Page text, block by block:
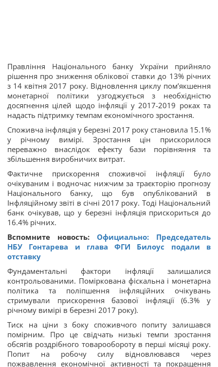
Правління Національного банку України прийняло
рішення про зниження облікової ставки до 13% річних
з 14 квітня 2017 року. Відновлення циклу пом’якшення
монетарної політики узгоджується з необхідністю
досягнення цілей щодо інфляції у 2017-2019 роках та
надасть підтримку темпам економічного зростання.
Споживча інфляція у березні 2017 року становила 15.1%
у річному вимірі. Зростання цін прискорилося
переважно внаслідок ефекту бази порівняння та
збільшення виробничих витрат.
Фактичне прискорення споживчої інфляції було
очікуваним і водночас нижчим за траєкторію прогнозу
Національного банку, що був опублікований в
Інфляційному звіті в січні 2017 року. Тоді Національний
банк очікував, що у березні інфляція прискориться до
16.4% річних.
Вспомните новость: Официально: Председатель
НБУ Гонтарева и глава ФГИ Билоус подали в
отставку
Фундаментальні фактори інфляції залишалися
контрольованими. Поміркована фіскальна і монетарна
політика та поліпшення інфляційних очікувань
стримували прискорення базової інфляції (6.3% у
річному вимірі в березні 2017 року).
Тиск на ціни з боку споживчого попиту залишався
помірним. Про це свідчать низькі темпи зростання
обсягів роздрібного товарообороту в перші місяці року.
Попит на робочу силу відновлювався через
пожвавлення економічної активності та покращення